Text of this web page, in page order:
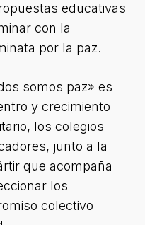
educativas
con la
por la paz.
somos paz» es
y crecimiento
los colegios
junto a la
que acompaña
los
colectivo